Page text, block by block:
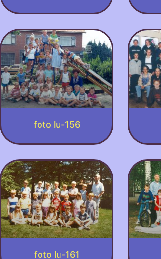
foto lu-156
foto lu-161